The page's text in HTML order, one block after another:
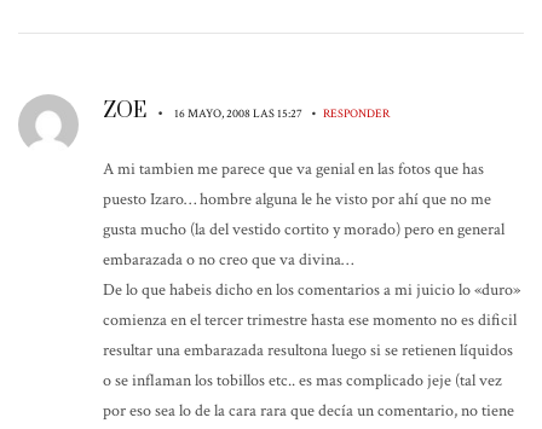
ZOE • 16 MAYO, 2008 LAS 15:27 • RESPONDER
A mi tambien me parece que va genial en las fotos que has
puesto Izaro… hombre alguna le he visto por ahí que no me
gusta mucho (la del vestido cortito y morado) pero en general
embarazada o no creo que va divina…
De lo que habeis dicho en los comentarios a mi juicio lo «duro»
comienza en el tercer trimestre hasta ese momento no es dificil
resultar una embarazada resultona luego si se retienen líquidos
o se inflaman los tobillos etc.. es mas complicado jeje (tal vez
por eso sea lo de la cara rara que decía un comentario, no tiene